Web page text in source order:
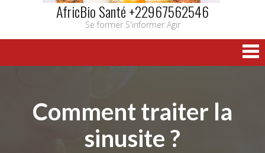
AfricBio Santé +22967562546
Se former S'informer Agir
Comment traiter la
sinusite ?